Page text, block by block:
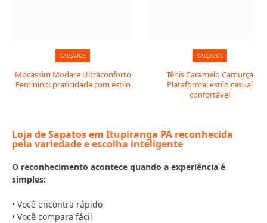
CALÇADOS
Mocassim Modare Ultraconforto
Feminino: praticidade com estilo
CALÇADOS
Tênis Caramelo Camurça
Plataforma: estilo casual
confortável
Loja de Sapatos em Itupiranga PA reconhecida
pela variedade e escolha inteligente
O reconhecimento acontece quando a experiência é
simples:
• Você encontra rápido
• Você compara fácil